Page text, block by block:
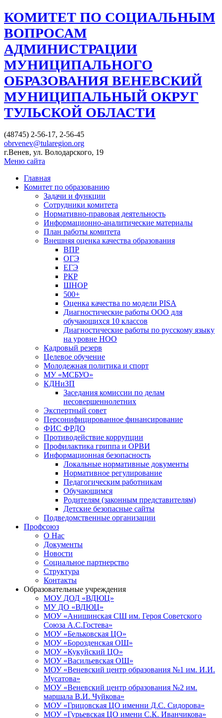
КОМИТЕТ ПО СОЦИАЛЬНЫМ
ВОПРОСАМ
АДМИНИСТРАЦИИ
МУНИЦИПАЛЬНОГО
ОБРАЗОВАНИЯ ВЕНЕВСКИЙ
МУНИЦИПАЛЬНЫЙ ОКРУГ
ТУЛЬСКОЙ ОБЛАСТИ
(48745) 2-56-17, 2-56-45
obrvenev@tularegion.org
г.Венев, ул. Володарского, 19
Меню сайта
Главная
Комитет по образованию
Задачи и функции
Сотрудники комитета
Нормативно-правовая деятельность
Информационно-аналитические материалы
План работы комитета
Внешняя оценка качества образования
ВПР
ОГЭ
ЕГЭ
РКР
ШНОР
500+
Оценка качества по модели PISA
Диагностические работы ООО для
обучающихся 10 классов
Диагностические работы по русскому языку
на уровне НОО
Кадровый резерв
Целевое обучение
Молодежная политика и спорт
МУ «МСБУО»
КДНиЗП
Заседания комиссии по делам
несовершеннолетних
Экспертный совет
Персонифицированное финансирование
ФИС ФРДО
Противодействие коррупции
Профилактика гриппа и ОРВИ
Информационная безопасность
Локальные нормативные документы
Нормативное регулирование
Педагогическим работникам
Обучающимся
Родителям (законным представителям)
Детские безопасные сайты
Подведомственные организации
Профсоюз
О Нас
Документы
Новости
Социальное партнерство
Структура
Контакты
Образовательные учреждения
МОУ ДОД «ВДЮЦ»
МУ ДО «ВДЮЦ»
МОУ «Анишинская СШ им. Героя Советского
Союза А.С.Гостева»
МОУ «Бельковская ЦО»
МОУ «Борозденская ОШ»
МОУ «Кукуйский ЦО»
МОУ «Васильевская ОШ»
МОУ «Веневский центр образования №1 им. И.И.
Мусатова»
МОУ «Веневский центр образования №2 им.
маршала В.И. Чуйкова»
МОУ «Грицовская ЦО именни Д.С. Сидорова»
МОУ «Гурьевская ЦО имени С.К. Иванчикова»